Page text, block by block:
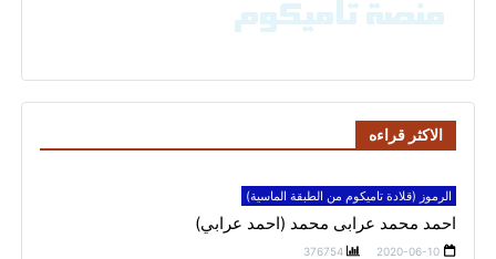
الاكثر قراءه
الرموز (قلادة تاميكوم من الطبقة الماسية)
احمد محمد عرابى محمد (احمد عرابي)
2020-06-10
376754